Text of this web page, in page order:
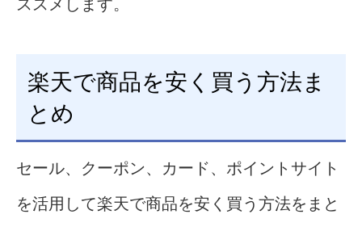
楽天で商品を安く買う方法ま
とめ
セール、クーポン、カード、ポイントサイト
を活用して楽天で商品を安く買う方法をまと